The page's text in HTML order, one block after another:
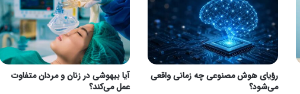
رؤیای هوش مصنوعی چه زمانی واقعی
می‌شود؟
آیا بیهوشی در زنان و مردان متفاوت
عمل می‌کند؟